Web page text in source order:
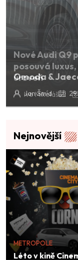
Omoda &
Jan Šmíd
Nejnovější
METROPOLE
Léto v kině